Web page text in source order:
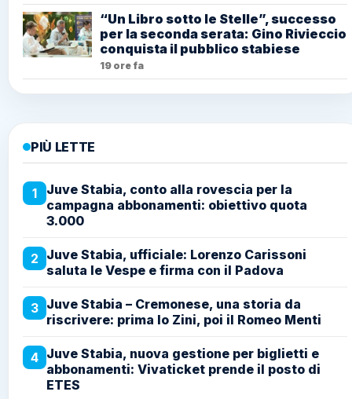
“Un Libro sotto le Stelle”, successo
per la seconda serata: Gino Rivieccio
conquista il pubblico stabiese
19 ore fa
PIÙ LETTE
1
Juve Stabia, conto alla rovescia per la
campagna abbonamenti: obiettivo quota
3.000
2 Juve Stabia, ufficiale: Lorenzo Carissoni
saluta le Vespe e firma con il Padova
3 Juve Stabia – Cremonese, una storia da
riscrivere: prima lo Zini, poi il Romeo Menti
4 Juve Stabia, nuova gestione per biglietti e
abbonamenti: Vivaticket prende il posto di
ETES